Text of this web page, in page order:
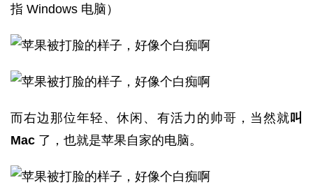
指 Windows 电脑）
而右边那位年轻、休闲、有活力的帅哥，当然就叫
Mac 了，也就是苹果自家的电脑。